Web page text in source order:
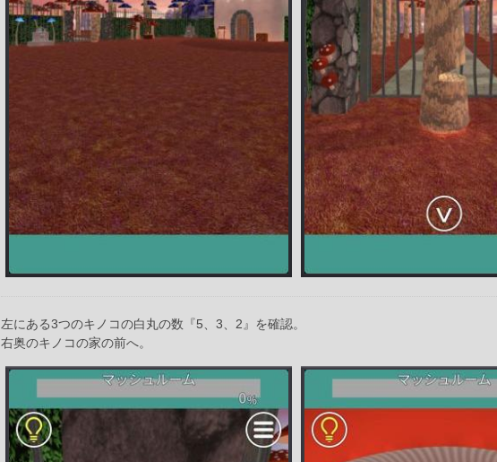
左にある3つのキノコの白丸の数『5、3、2』を確認。
右奥のキノコの家の前へ。